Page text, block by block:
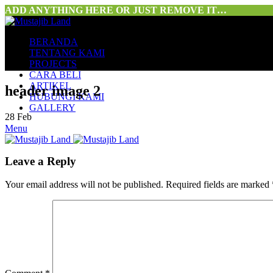
ADD ANYTHING HERE OR JUST REMOVE IT…
BERANDA
TENTANG KAMI
PROJECTS
CARA BELI
ARTIKEL
HUBUNGI KAMI
GALLERY
Menu
header image 2
28 Feb
Leave a Reply
Your email address will not be published. Required fields are marked